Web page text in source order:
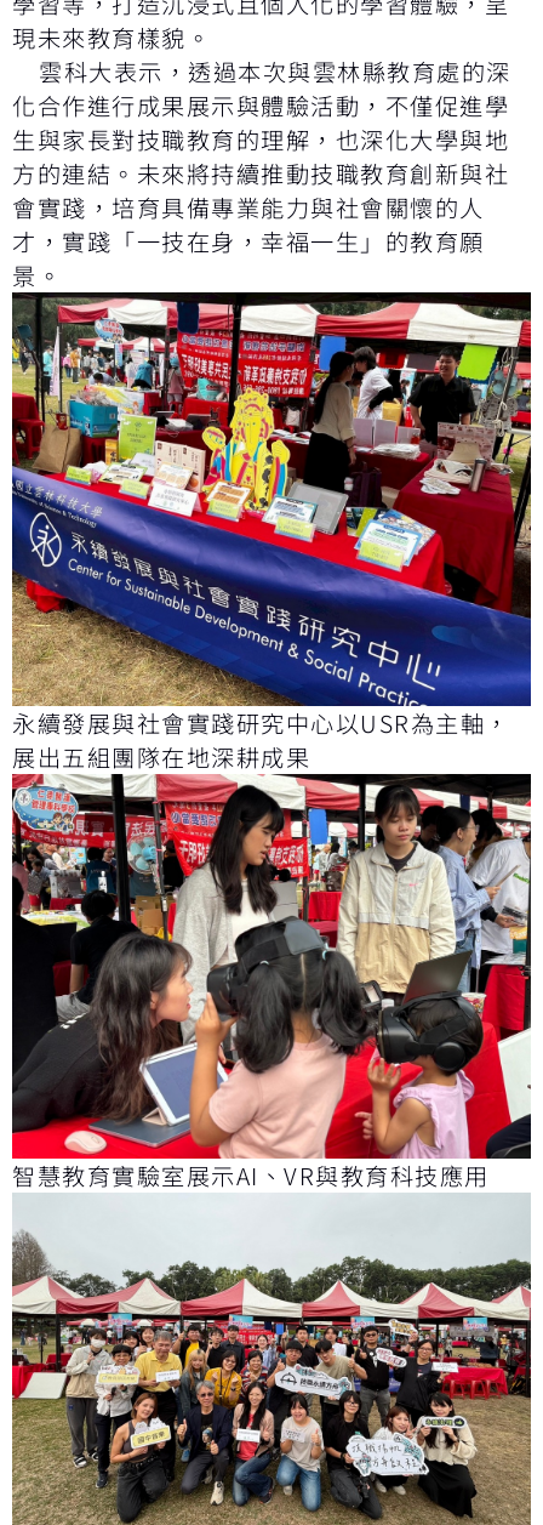
現未來教育樣貌。
雲科大表示，透過本次與雲林縣教育處的深
化合作進行成果展示與體驗活動，不僅促進學
生與家長對技職教育的理解，也深化大學與地
方的連結。未來將持續推動技職教育創新與社
會實踐，培育具備專業能力與社會關懷的人
才，實踐「一技在身，幸福一生」的教育願
景。
永續發展與社會實踐研究中心以USR為主軸，
展出五組團隊在地深耕成果
智慧教育實驗室展示AI、VR與教育科技應用